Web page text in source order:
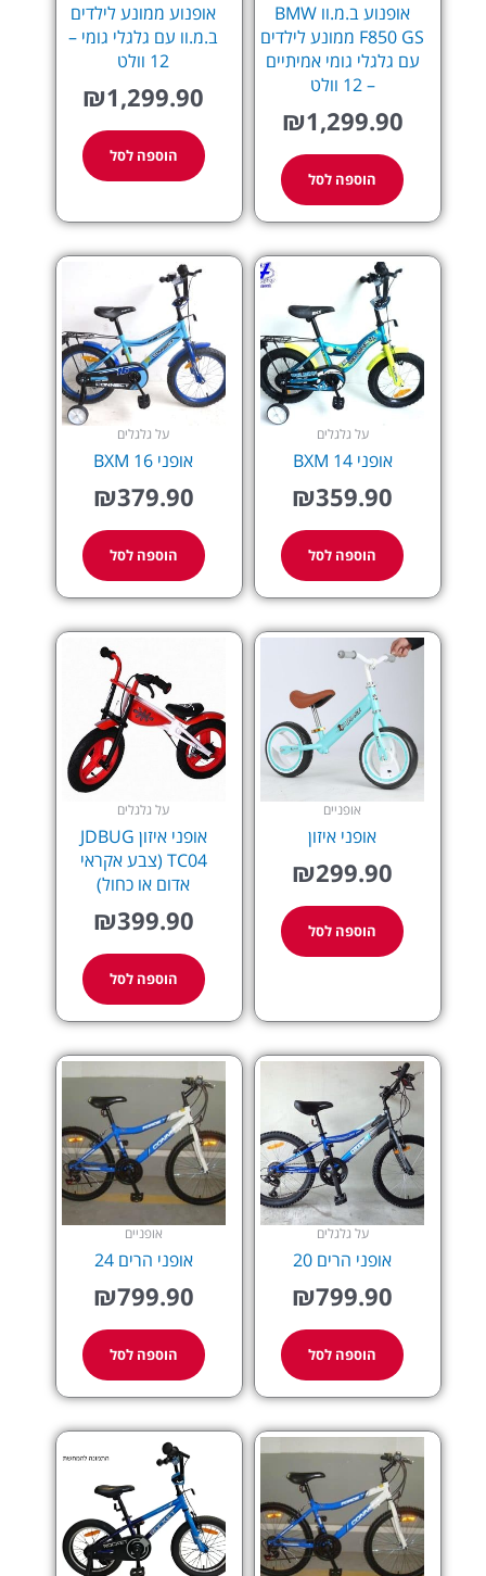
אופנוע ב.מ.וו BMW
F850 GS ממונע לילדים
עם גלגלי גומי אמיתיים
– 12 וולט
₪1,299.90
הוספה לסל
אופנוע ממונע לילדים
ב.מ.וו עם גלגלי גומי –
12 וולט
₪1,299.90
הוספה לסל
על גלגלים
אופני BXM 14
₪359.90
הוספה לסל
על גלגלים
אופני BXM 16
₪379.90
הוספה לסל
אופניים
אופני איזון
₪299.90
הוספה לסל
על גלגלים
אופני איזון JDBUG
TC04 (צבע אקראי
אדום או כחול)
₪399.90
הוספה לסל
על גלגלים
אופני הרים 20
₪799.90
הוספה לסל
אופניים
אופני הרים 24
₪799.90
הוספה לסל
למוצר
זה
סוגים.
ניתן